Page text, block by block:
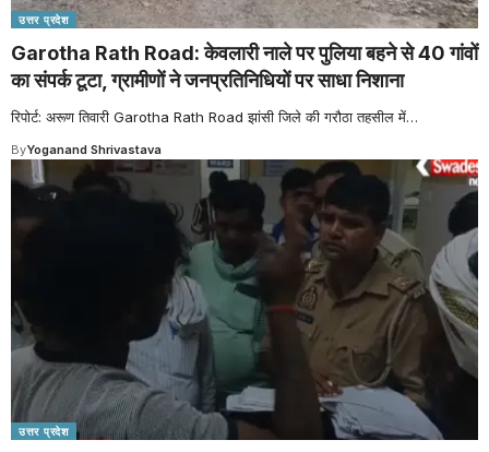
उत्तर प्रदेश
Garotha Rath Road: केवलारी नाले पर पुलिया बहने से 40 गांवों
का संपर्क टूटा, ग्रामीणों ने जनप्रतिनिधियों पर साधा निशाना
रिपोर्ट: अरूण तिवारी Garotha Rath Road झांसी जिले की गरौठा तहसील में…
ByYoganand Shrivastava
उत्तर प्रदेश